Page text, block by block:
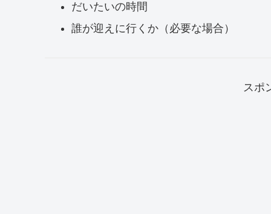
だいたいの時間
誰が迎えに行くか（必要な場合）
スポ